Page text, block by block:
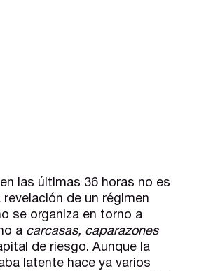
las últimas 36 horas no es
de un régimen
se organiza en torno a
a carcasas, caparazones
de riesgo. Aunque la
latente hace ya varios